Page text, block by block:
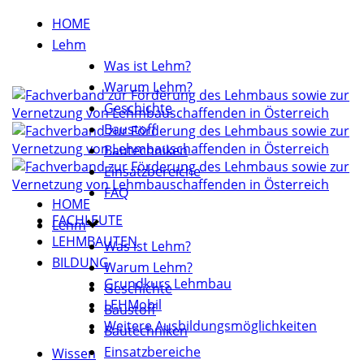
HOME
Lehm
Was ist Lehm?
Warum Lehm?
Geschichte
Baustoff
Bautechniken
Einsatzbereiche
FAQ
FACHLEUTE
LEHMBAUTEN
BILDUNG
Grundkurs Lehmbau
LEHMobil
Weitere Ausbildungsmöglichkeiten
Wissen
HOME
Lehm
Was ist Lehm?
Warum Lehm?
Geschichte
Baustoff
Bautechniken
Einsatzbereiche